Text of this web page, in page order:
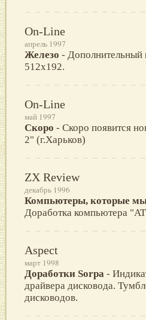
On-Line
апрель 1997
Железо -
512x192.
On-Line
май 1997
Скоро - Скоро появится
2" (г.Харьков)
ZX Review
декабрь 1996
Компьютеры, которые
Доработка компьютера
Aspect
март 1998
Доработки Sorpa -
драйвера дисковода.
дисководов.